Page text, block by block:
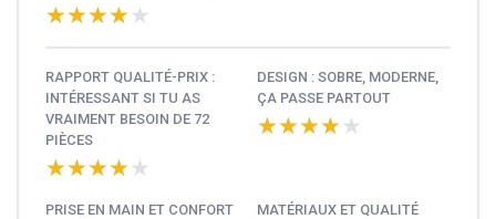
★★★★★
★★★★★
RAPPORT QUALITÉ-PRIX :
INTÉRESSANT SI TU AS
VRAIMENT BESOIN DE 72
PIÈCES
★★★★★
★★★★★
DESIGN : SOBRE, MODERNE,
ÇA PASSE PARTOUT
★★★★★
★★★★★
PRISE EN MAIN ET CONFORT
MATÉRIAUX ET QUALITÉ